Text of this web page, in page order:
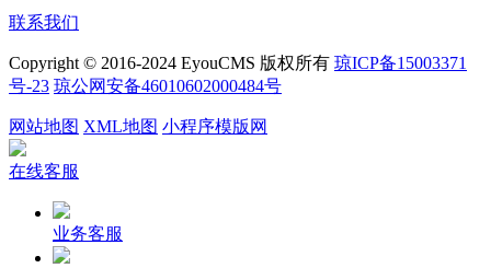
联系我们
Copyright © 2016-2024 EyouCMS 版权所有 琼ICP备15003371
号-23 琼公网安备46010602000484号
网站地图 XML地图 小程序模版网
在线客服
业务客服